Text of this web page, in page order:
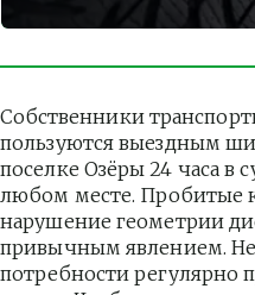
Собственники
пользуются выездным
поселке Озёры 24 часа в
любом месте. Пробитые
нарушение геометрии
привычным явлением. Не
потребности регулярно